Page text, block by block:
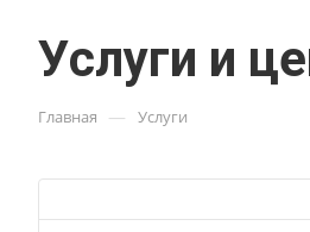
Услуги и
Главная — Услуги